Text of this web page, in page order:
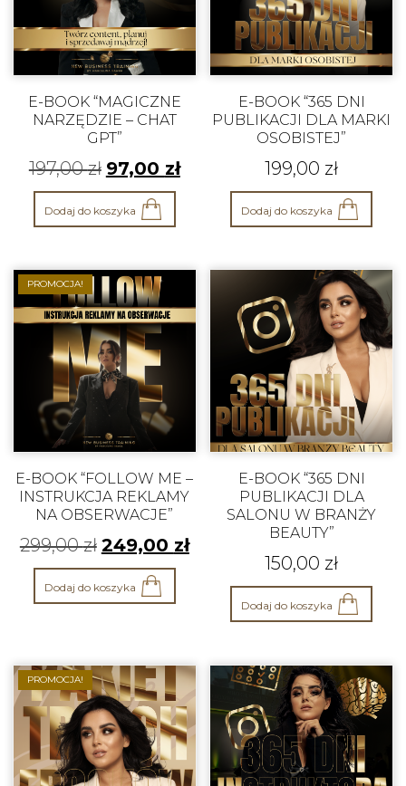
E-BOOK “MAGICZNE
NARZĘDZIE – CHAT
GPT”
197,00zł 97,00 zł
Dodaj do koszyka
E-BOOK “365 DNI
PUBLIKACJI DLA MARKI
OSOBISTEJ”
199,00 zł
Dodaj do koszyka
PROMOCJA!
E-BOOK “FOLLOW ME –
INSTRUKCJA REKLAMY
NA OBSERWACJE”
299,00zł 249,00 zł
Dodaj do koszyka
E-BOOK “365 DNI
PUBLIKACJI DLA
SALONU W BRANŻY
BEAUTY”
150,00 zł
Dodaj do koszyka
PROMOCJA!